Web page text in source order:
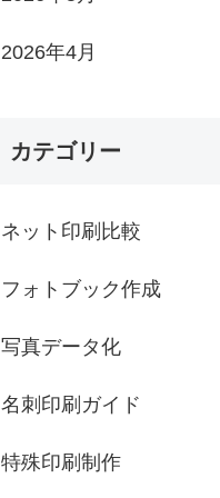
2026年4月
カテゴリー
ネット印刷比較
フォトブック作成
写真データ化
名刺印刷ガイド
特殊印刷制作